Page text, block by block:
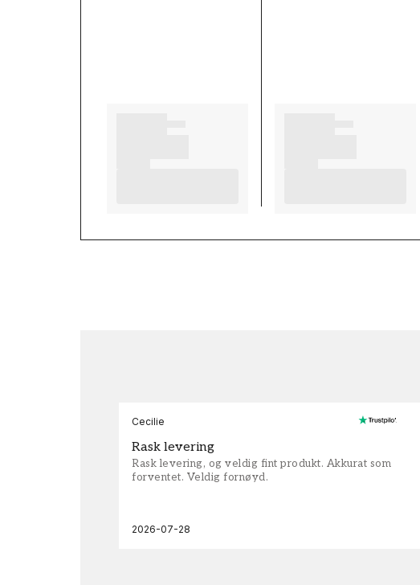
Cecilie
Rask levering
Rask levering, og veldig fint produkt. Akkurat som
forventet. Veldig fornøyd.
2026-07-28